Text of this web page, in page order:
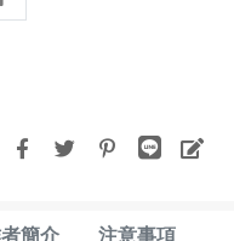
簡介 注意事項